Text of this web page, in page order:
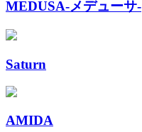
MEDUSA-メデューサ-
Saturn
AMIDA